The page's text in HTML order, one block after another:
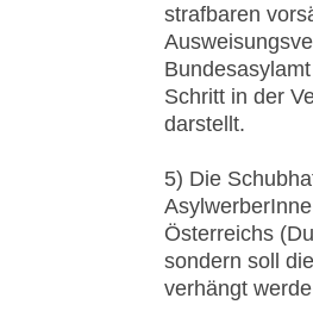
strafbaren
Schritt in der
darstellt.
5) Die
Österreichs
sondern soll
verhängt